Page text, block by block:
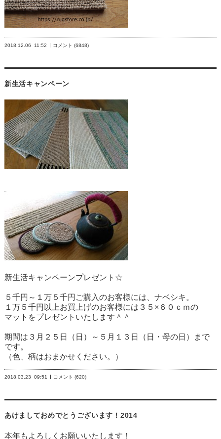
2018.12.06 11:52 コメント (6848)
新生活キャンペーン
新生活キャンペーンプレゼント☆
５千円～１万５千円ご購入のお客様には、ナベシキ。
１万５千円以上お買上げのお客様には３５×６０ｃｍの
マットをプレゼントいたします＾＾
期間は３月２５日（日）～５月１３日（日・母の日）まで
です。
（色、柄はおまかせください。）
2018.03.23 09:51 コメント (620)
あけましておめでとうございます！2014
本年もよろしくお願いいたします！